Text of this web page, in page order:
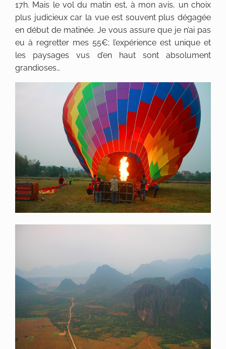
17h. Mais le vol du matin est, à mon avis, un choix
plus judicieux car la vue est souvent plus dégagée
en début de matinée. Je vous assure que je n’ai pas
eu à regretter mes 55€; l’expérience est unique et
les paysages vus d’en haut sont absolument
grandioses…